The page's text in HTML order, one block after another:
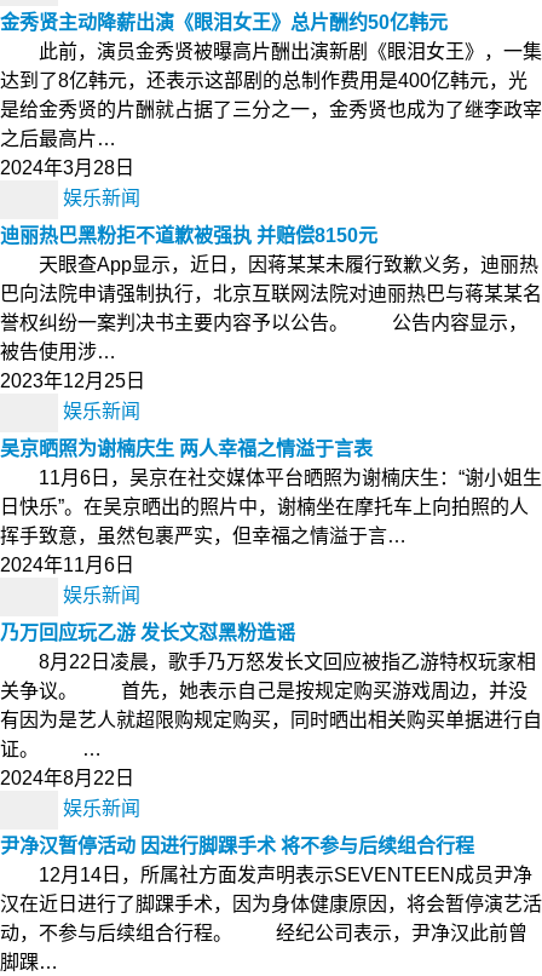
金秀贤主动降薪出演《眼泪女王》总片酬约50亿韩元
此前，演员金秀贤被曝高片酬出演新剧《眼泪女王》，一集
达到了8亿韩元，还表示这部剧的总制作费用是400亿韩元，光
是给金秀贤的片酬就占据了三分之一，金秀贤也成为了继李政宰
之后最高片…
2024年3月28日
娱乐新闻
迪丽热巴黑粉拒不道歉被强执 并赔偿8150元
天眼查App显示，近日，因蒋某某未履行致歉义务，迪丽热
巴向法院申请强制执行，北京互联网法院对迪丽热巴与蒋某某名
誉权纠纷一案判决书主要内容予以公告。 公告内容显示，
被告使用涉…
2023年12月25日
娱乐新闻
吴京晒照为谢楠庆生 两人幸福之情溢于言表
11月6日，吴京在社交媒体平台晒照为谢楠庆生：“谢小姐生
日快乐”。在吴京晒出的照片中，谢楠坐在摩托车上向拍照的人
挥手致意，虽然包裹严实，但幸福之情溢于言…
2024年11月6日
娱乐新闻
乃万回应玩乙游 发长文怼黑粉造谣
8月22日凌晨，歌手乃万怒发长文回应被指乙游特权玩家相
关争议。 首先，她表示自己是按规定购买游戏周边，并没
有因为是艺人就超限购规定购买，同时晒出相关购买单据进行自
证。 …
2024年8月22日
娱乐新闻
尹净汉暂停活动 因进行脚踝手术 将不参与后续组合行程
12月14日，所属社方面发声明表示SEVENTEEN成员尹净
汉在近日进行了脚踝手术，因为身体健康原因，将会暂停演艺活
动，不参与后续组合行程。 经纪公司表示，尹净汉此前曾
脚踝…